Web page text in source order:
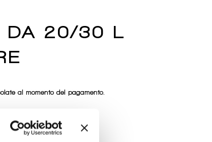
DA 20/30 L
al momento del pagamento.